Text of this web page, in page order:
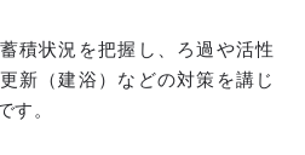
積状況を把握し、ろ過や活性
新（建浴）などの対策を講じ
す。